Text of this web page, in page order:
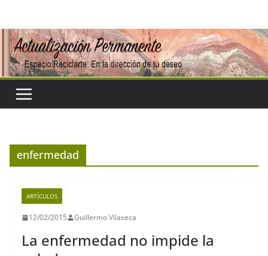
contenido
enfermedad
ARTÍCULOS
12/02/2015 Guillermo Vilaseca
La enfermedad no impide la